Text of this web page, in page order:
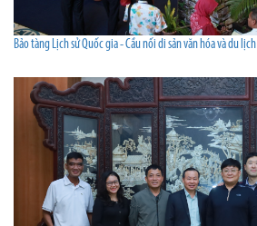
Bảo tàng Lịch sử Quốc gia - Cầu nối di sản văn hóa và du lịch